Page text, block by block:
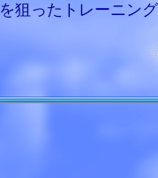
を狙ったトレーニン